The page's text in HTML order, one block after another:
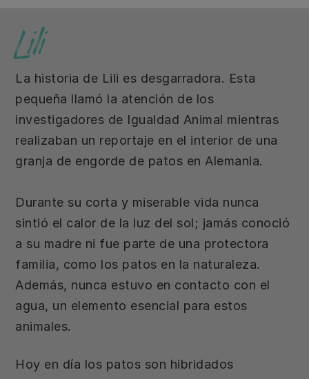
Lili
La historia de Lili es desgarradora. Esta
pequeña llamó la atención de los
investigadores de Igualdad Animal mientras
realizaban un reportaje en el interior de una
granja de engorde de patos en Alemania.
Durante su corta y miserable vida nunca
sintió el calor de la luz del sol; jamás conoció
a su madre ni fue parte de una protectora
familia, como los patos en la naturaleza.
Además, nunca estuvo en contacto con el
agua, un elemento esencial para estos
animales.
Hoy en día los patos son hibridados